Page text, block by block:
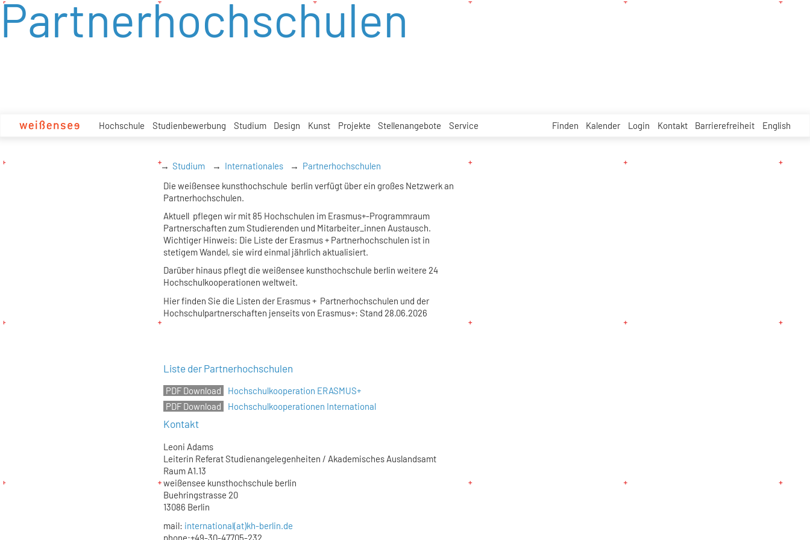
zum
Inhalt
Hochschule Studienbewerbung Studium Design Kunst Projekte Stellenangebote Service Finden Kalender Login Kontakt Barrierefreiheit English
Partnerhochschulen
Studium Internationales
Partnerhochschulen
Die weißensee kunsthochschule berlin verfügt über ein großes Netzwerk an
Partnerhochschulen.
Aktuell pflegen wir mit 85 Hochschulen im Erasmus+-Programmraum
Partnerschaften zum Studierenden und Mitarbeiter_innen Austausch.
Wichtiger Hinweis: Die Liste der Erasmus + Partnerhochschulen ist in
stetigem Wandel, sie wird einmal jährlich aktualisiert.
Darüber hinaus pflegt die weißensee kunsthochschule berlin weitere 24
Hochschulkooperationen weltweit.
Hier finden Sie die Listen der Erasmus + Partnerhochschulen und der
Hochschulpartnerschaften jenseits von Erasmus+: Stand 28.06.2026
Liste der Partnerhochschulen
Hochschulkooperation ERASMUS+
Hochschulkooperationen International
Kontakt
Leoni Adams
Leiterin Referat Studienangelegenheiten / Akademisches Auslandsamt
Raum A1.13
weißensee kunsthochschule berlin
Buehringstrasse 20
13086 Berlin
mail: international(at)kh-berlin.de
phone:+49-30-47705-232